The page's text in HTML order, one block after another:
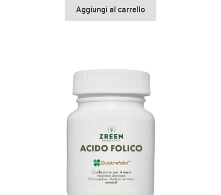
Aggiungi al carrello